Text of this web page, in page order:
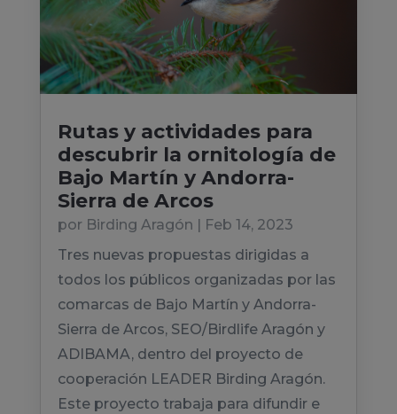
Rutas y actividades para
descubrir la ornitología de
Bajo Martín y Andorra-
Sierra de Arcos
por Birding Aragón
Feb 14, 2023
Tres nuevas propuestas dirigidas a
todos los públicos organizadas por las
comarcas de Bajo Martín y Andorra-
Sierra de Arcos, SEO/Birdlife Aragón y
ADIBAMA, dentro del proyecto de
cooperación LEADER Birding Aragón.
Este proyecto trabaja para difundir e